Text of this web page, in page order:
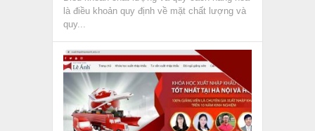
là điều khoản quy định về mặt chất lượng và
quy...